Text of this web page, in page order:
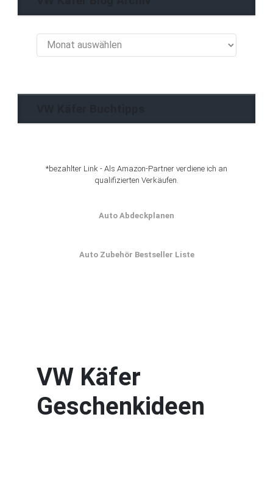
Käfer
*bezahlter Link - Als Amazon-Partner verdiene ich an
qualifizierten Verkäufen.
Auto Abdeckplanen
Auto Zubehör Bestseller Liste
VW Käfer
Geschenkideen